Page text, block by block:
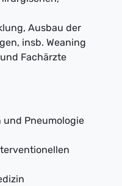
Ausbau der
insb. Weaning
Fachärzte
und Pneumologie